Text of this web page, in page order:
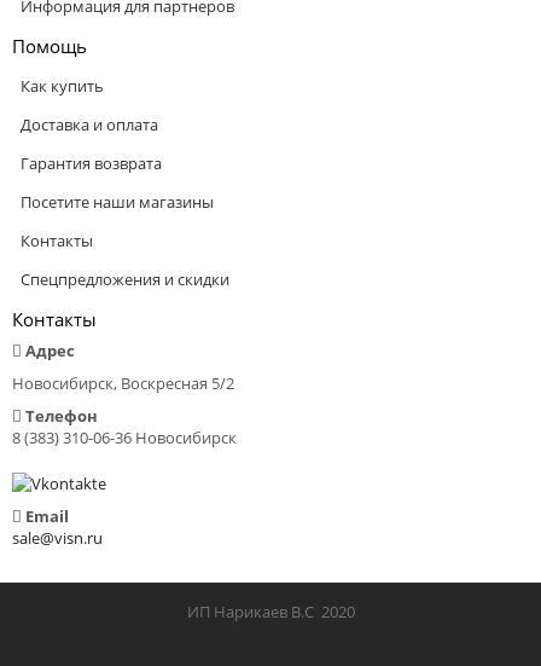
Информация для партнеров
Помощь
Как купить
Доставка и оплата
Гарантия возврата
Посетите наши магазины
Контакты
Спецпредложения и скидки
Контакты
Адрес
Новосибирск, Воскресная 5/2
Телефон
8 (383) 310-06-36 Новосибирск
Email
sale@visn.ru
ИП Нарикаев В.С 2020